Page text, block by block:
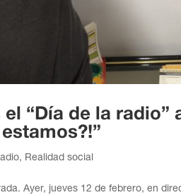
“Día de la radio”
, Realidad social
Ayer, jueves 12 de febrero, en